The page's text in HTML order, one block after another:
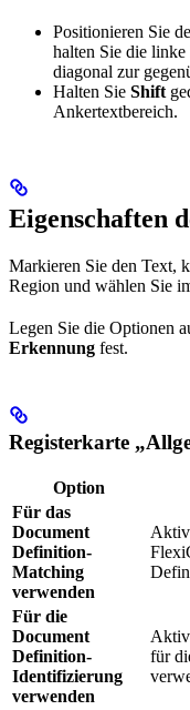
Positionieren Sie
halten Sie die linke
diagonal zur
Halten Sie Shift
Ankertextbereich.
Eigenschaften
Markieren Sie den Text,
Region und wählen Sie
Legen Sie die Optionen
Erkennung fest.
Registerkarte
Option
Für das
Document
Definition-
Matching
verwenden
Für die
Document
Definition-
Identifizierung
verwenden
für